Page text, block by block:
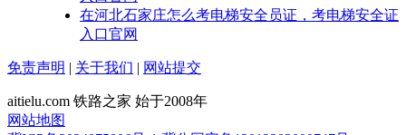
在河北石家庄怎么考电梯安全员证，考电梯安全证
入口官网
免责声明 | 关于我们 | 网站提交
aitielu.com 铁路之家 始于2008年
网站地图